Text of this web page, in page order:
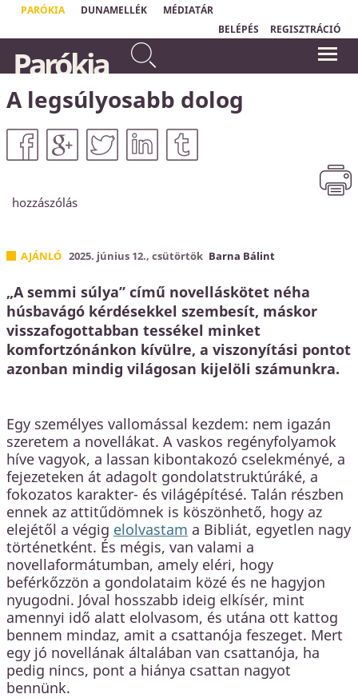
PARÓKIA DUNAMELLÉK
MÉDIATÁR
BELÉPÉS
REGISZTRÁCIÓ
gonoszságaikkal szemben, és
bűneikről nem emlékezem meg
Zsidók 8,12
most már megbeszélhetjük, hogy mik a
bűneim."
Horváth Levente
Parókia
A legsúlyosabb dolog
hozzászólás
AJÁNLÓ 2025. június 12., csütörtök Barna Bálint
„A semmi súlya” című novelláskötet néha
húsbavágó kérdésekkel szembesít, máskor
visszafogottabban tessékel minket
komfortzónánkon kívülre, a viszonyítási pontot
azonban mindig világosan kijelöli számunkra.
Egy személyes vallomással kezdem: nem igazán
szeretem a novellákat. A vaskos regényfolyamok
híve vagyok, a lassan kibontakozó cselekményé, a
fejezeteken át adagolt gondolatstruktúráké, a
fokozatos karakter- és világépítésé. Talán részben
ennek az attitűdömnek is köszönhető, hogy az
elejétől a végig elolvastam a Bibliát, egyetlen nagy
történetként. És mégis, van valami a
novellaformátumban, amely eléri, hogy
beférkőzzön a gondolataim közé és ne hagyjon
nyugodni. Jóval hosszabb ideig elkísér, mint
amennyi idő alatt elolvasom, és utána ott kattog
bennem mindaz, amit a csattanója feszeget. Mert
egy jó novellának általában van csattanója, ha
pedig nincs, pont a hiánya csattan nagyot
bennünk.